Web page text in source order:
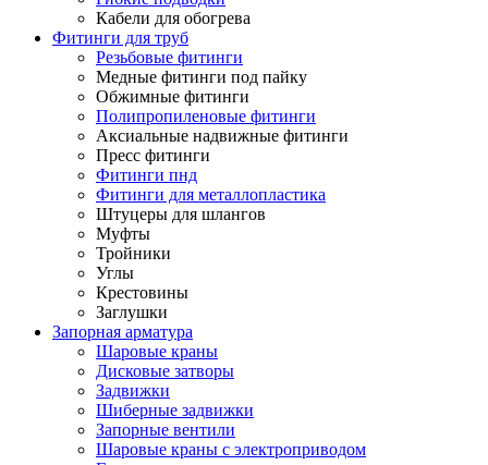
Кабели для обогрева
Фитинги для труб
Резьбовые фитинги
Медные фитинги под пайку
Обжимные фитинги
Полипропиленовые фитинги
Аксиальные надвижные фитинги
Пресс фитинги
Фитинги пнд
Фитинги для металлопластика
Штуцеры для шлангов
Муфты
Тройники
Углы
Крестовины
Заглушки
Запорная арматура
Шаровые краны
Дисковые затворы
Задвижки
Шиберные задвижки
Запорные вентили
Шаровые краны с электроприводом